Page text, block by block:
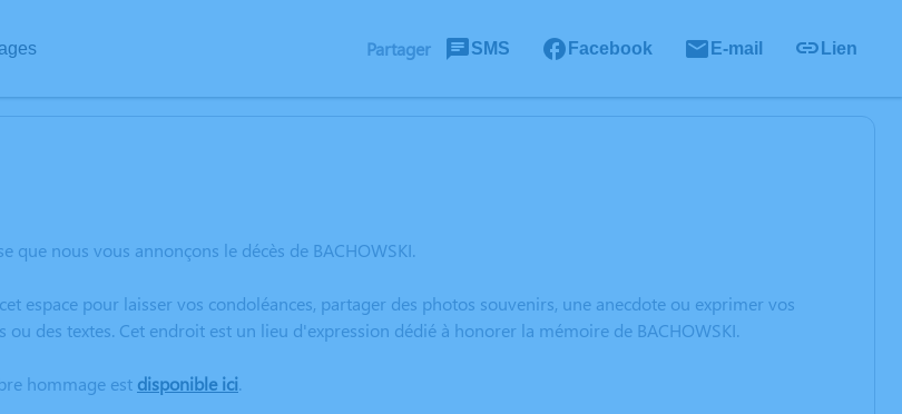
Partager SMS Facebook E-mail Lien
que nous vous annonçons le décès de BACHOWSKI.
espace pour laisser vos condoléances, partager des photos souvenirs, une anecdote ou exprimer vos
ou des textes. Cet endroit est un lieu d'expression dédié à honorer la mémoire de BACHOWSKI.
hommage est disponible ici.